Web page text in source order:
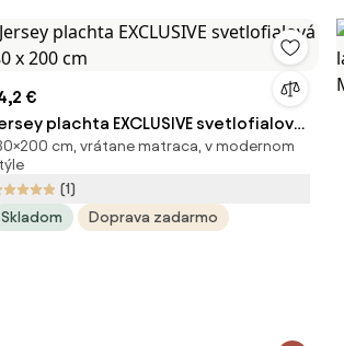
€
plachta EXCLUSIVE svetlofialová
x 200 cm
cm, vrátane matraca, v modernom
(1)
Skladom
Doprava zadarmo